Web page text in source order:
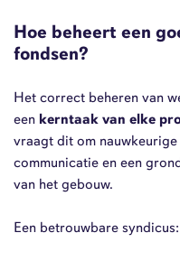
Hoe beheert een
fondsen?
Het correct beheren van
een kerntaak van elke
vraagt dit om
communicatie en een
van het gebouw.
Een betrouwbare syndicus: